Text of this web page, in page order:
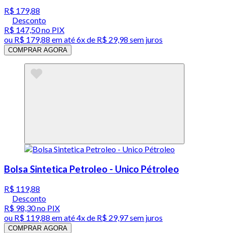
R$ 179,88
Desconto
R$ 147,50no PIX
ou R$ 179,88 em até6x de R$ 29,98 sem juros
COMPRAR AGORA
Bolsa Sintetica Petroleo - Unico Pétroleo
R$ 119,88
Desconto
R$ 98,30no PIX
ou R$ 119,88 em até4x de R$ 29,97 sem juros
COMPRAR AGORA